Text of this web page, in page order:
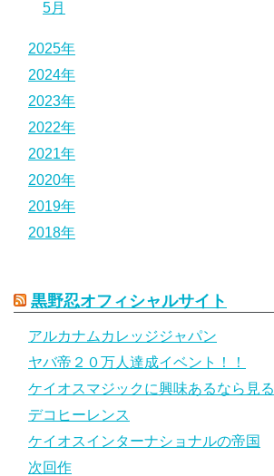
5月
2025年
2024年
2023年
2022年
2021年
2020年
2019年
2018年
黒野忍オフィシャルサイト
アルカナムカレッジジャパン
ヤバ帝２０万人達成イベント！！
ケイオスマジックに興味あるなら見
デコヒーレンス
ケイオスインターナショナルの帝国
次回作